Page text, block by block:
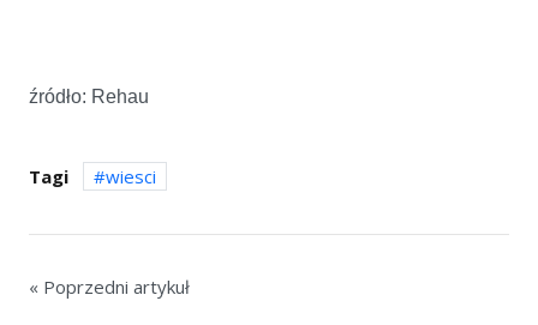
źródło: Rehau
Tagi wiesci
« Poprzedni artykuł